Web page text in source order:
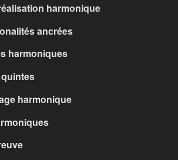
harmonique
ancrées
harmoniques
harmonique